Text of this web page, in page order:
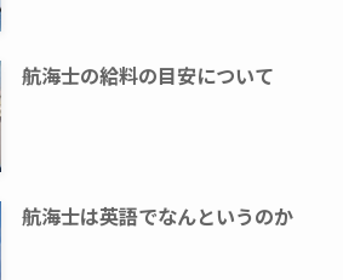
航海士の給料の目安について
航海士は英語でなんというのか